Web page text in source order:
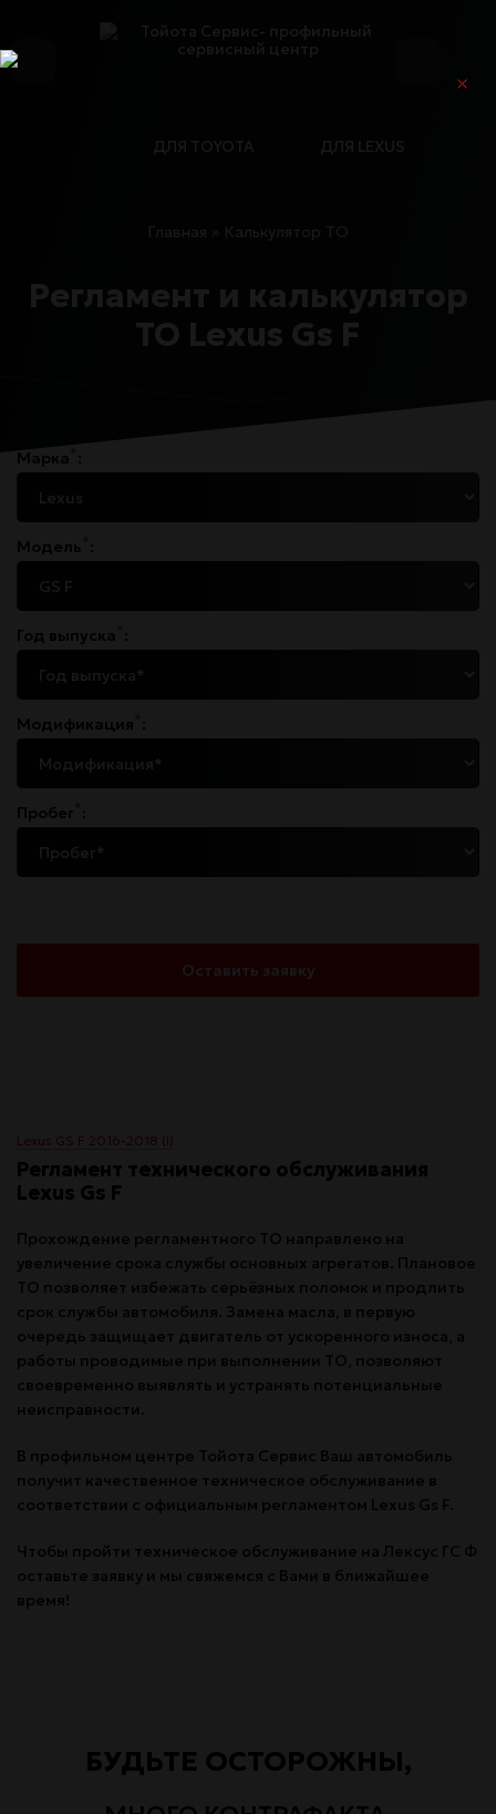
ДЛЯ TOYOTA
Регламент и калькулятор
Марка :
Модель :
Год выпуска :
Модификация :
Пробег :
Оставить заявку
Lexus GS F 2016-2018 (I)
Регламент технического обслуживания
Lexus Gs F
Прохождение регламентного ТО направлено на
увеличение срока службы основных агрегатов. Плановое
ТО позволяет избежать серьёзных поломок и продлить
срок службы автомобиля. Замена масла, в первую
очередь защищает двигатель от ускоренного износа, а
работы проводимые при выполнении ТО, позволяют
своевременно выявлять и устранять потенциальные
неисправности.
В профильном центре Тойота Сервис Ваш автомобиль
получит качественное техническое обслуживание в
соответствии с официальным регламентом Lexus Gs F.
Чтобы пройти техническое обслуживание на Лексус ГС Ф
оставьте заявку и мы свяжемся с Вами в ближайшее
время!
БУДЬТЕ ОСТОРОЖНЫ,